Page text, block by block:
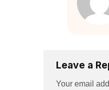
Leave a
Your email